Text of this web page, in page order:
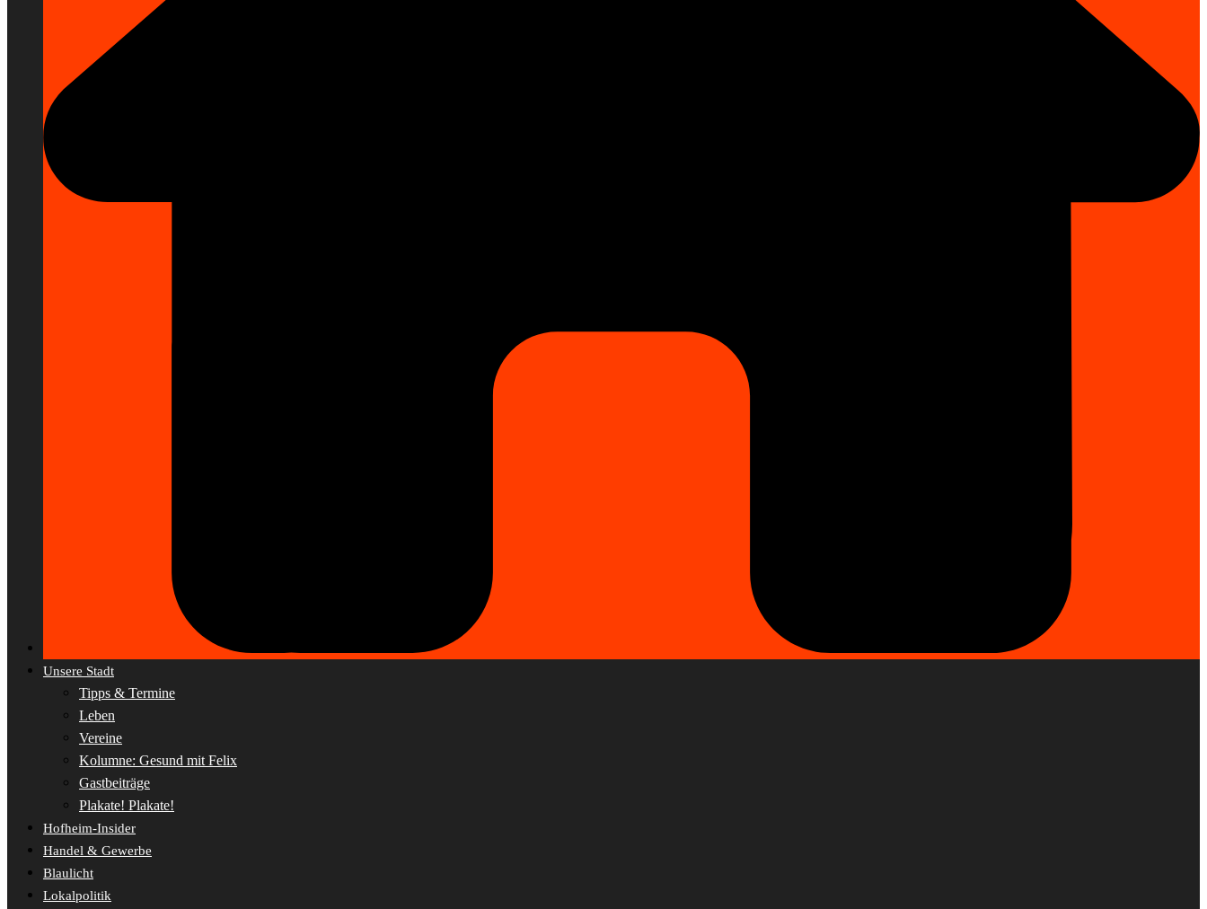
Unsere Stadt
Tipps & Termine
Leben
Vereine
Kolumne: Gesund mit Felix
Gastbeiträge
Plakate! Plakate!
Hofheim-Insider
Handel & Gewerbe
Blaulicht
Lokalpolitik